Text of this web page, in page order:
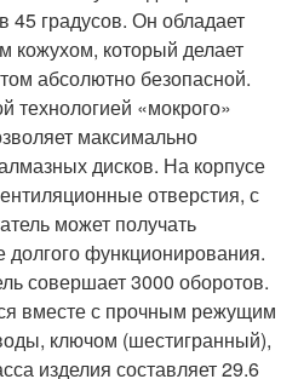
45 градусов. Он обладает
который делает
абсолютно безопасной.
технологией «мокрого»
максимально
дисков. На корпусе
отверстия, с
может получать
функционирования.
совершает 3000 оборотов.
вместе с прочным режущим
ключом (шестигранный),
изделия составляет 29.6